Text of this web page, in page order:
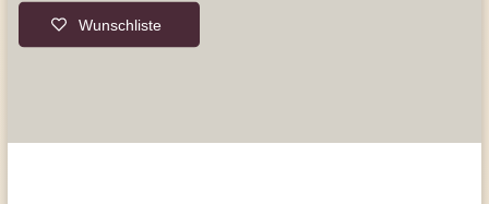
Wunschliste